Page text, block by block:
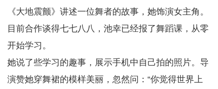
《大地震颤》讲述一位舞者的故事，她饰演女主角。
目前合作谈得七七八八，池幸已经报了舞蹈课，从零
开始学习。
她说了些学习的趣事，展示手机中自己拍的照片。导
演赞她穿舞裙的模样美丽，忽然问：“你觉得世界上